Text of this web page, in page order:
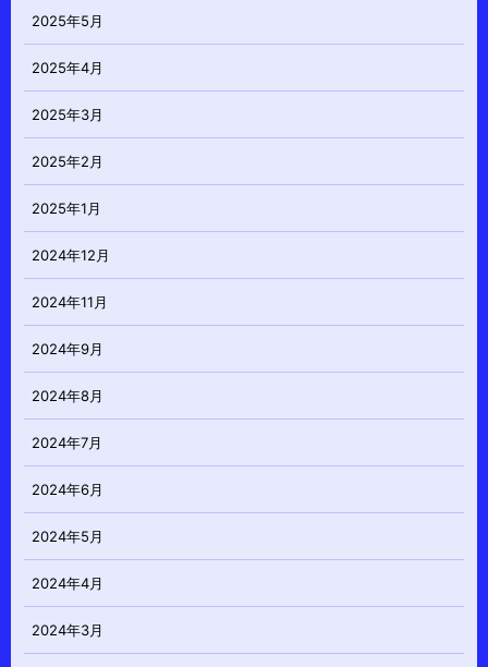
2025年5月
2025年4月
2025年3月
2025年2月
2025年1月
2024年12月
2024年11月
2024年9月
2024年8月
2024年7月
2024年6月
2024年5月
2024年4月
2024年3月